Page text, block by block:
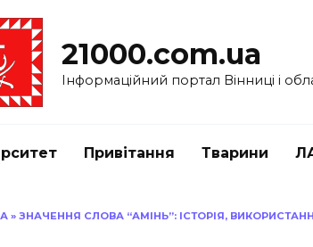
21000.com.ua
Інформаційний портал Вінниці і
Привітання Тварини
» ЗНАЧЕННЯ СЛОВА “АМІНЬ”: ІСТОРІЯ,